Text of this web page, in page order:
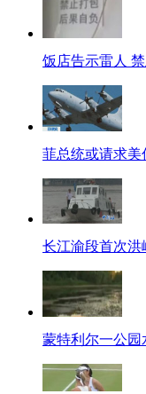
饭店告示雷人
菲总统或请求
长江渝段首次洪
蒙特利尔一公